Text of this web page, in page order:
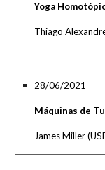
Yoga
Thiago
28/06/2021
Máquinas de
James Miller(